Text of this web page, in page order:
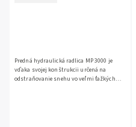
Predná hydraulická radlica MP 3000 je
vďaka svojej konštrukcii určená na
odstraňovanie snehu vo veľmi ťažkých